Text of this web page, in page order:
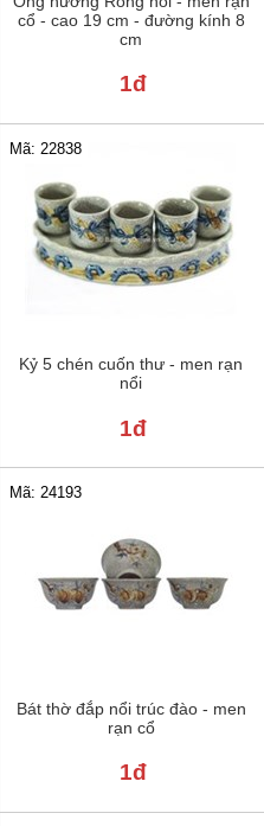
cổ - cao 19 cm - đường kính 8
cm
1đ
Kỷ 5 chén cuốn thư - men rạn
nổi
Mã: 22838
1đ
Bát thờ đắp nổi trúc đào - men
rạn cổ
Mã: 24193
1đ